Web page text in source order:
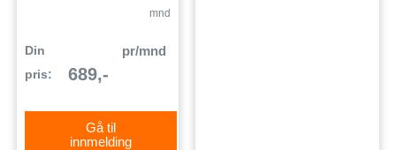
mnd
Din
pris:
689,-
pr/mnd
Gå til
innmelding